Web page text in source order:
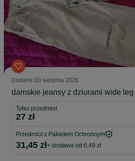
Dodane 03 sierpnia 2026
damskie jeansy z dziurami wide
Tylko przedmiot
27 zł
Przedmiot z Pakietem Ochronnym
31,45 zł+ dostawa od 6,49 zł